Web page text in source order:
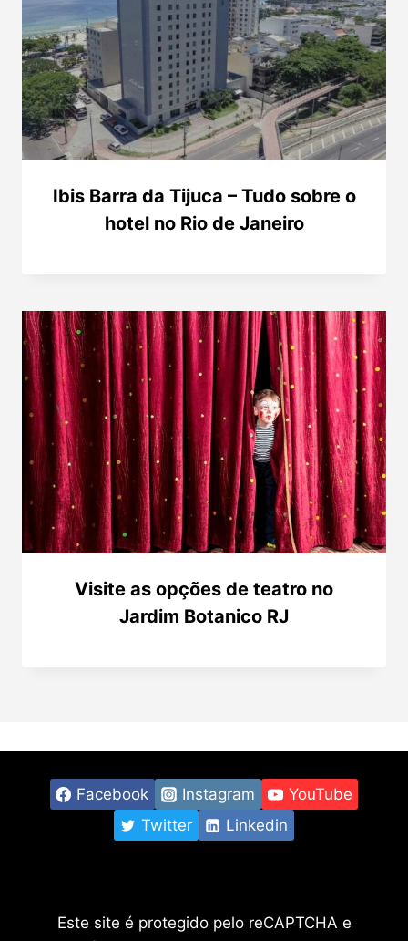
Ibis Barra da Tijuca – Tudo sobre o
hotel no Rio de Janeiro
Visite as opções de teatro no
Jardim Botanico RJ
Facebook Instagram
YouTube
Twitter
Linkedin
Este site é protegido pelo reCAPTCHA e